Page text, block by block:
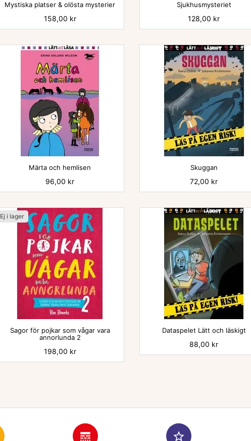
Mystiska platser & olösta mysterier
Pris
158,00 kr
Sjukhusmysteriet
Pris
128,00 kr

Märta och hemlisen
Pris
96,00 kr
Skuggan
Pris
72,00 kr
Ej i lager
Sagor för pojkar som vågar vara
annorlunda 2
Pris
198,00 kr

Dataspelet Lätt och läskigt
Pris
88,00 kr
line_style star_border